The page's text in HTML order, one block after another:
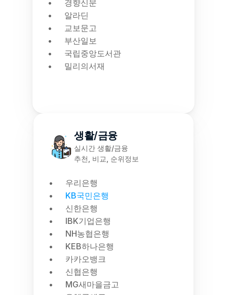
경향신문
알라딘
교보문고
부산일보
국립중앙도서관
밀리의서재
생활/금융
실시간 생활/금융
추천, 비교, 순위정보
우리은행
KB국민은행
신한은행
IBK기업은행
NH농협은행
KEB하나은행
카카오뱅크
신협은행
MG새마을금고